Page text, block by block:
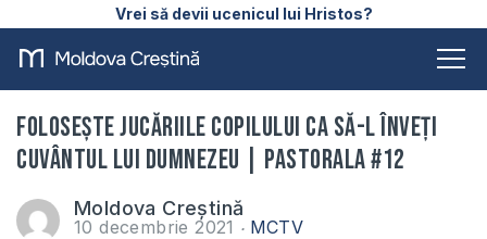
Vrei să devii ucenicul lui Hristos?
Folosește jucăriile copilului ca să-l înveți
Cuvântul lui Dumnezeu | PASTORALA #12
Moldova Creștină
10 decembrie 2021 MCTV